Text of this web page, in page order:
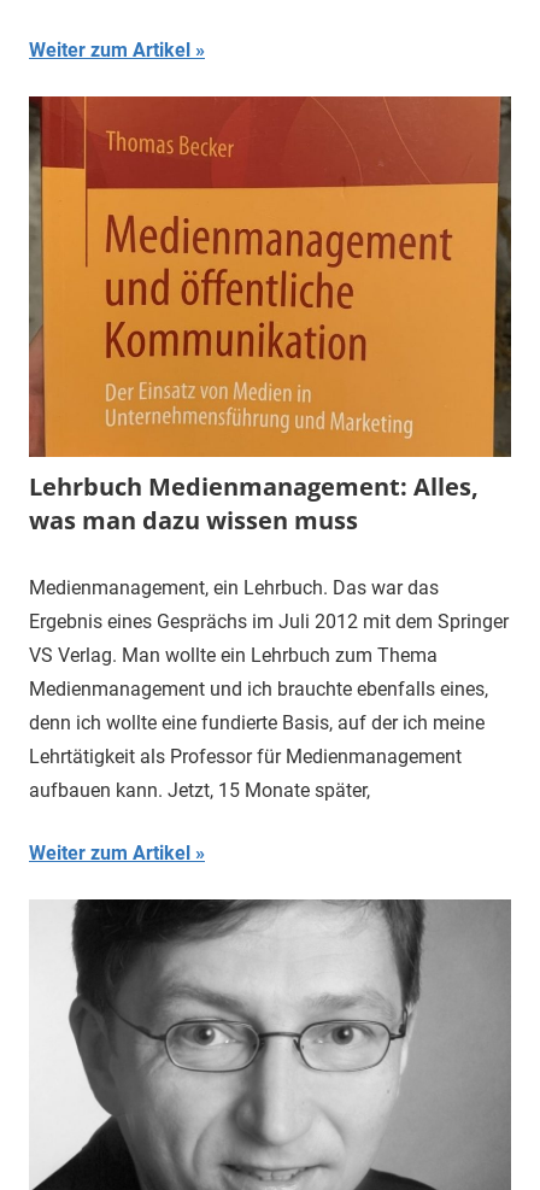
Weiter zum Artikel
Lehrbuch Medienmanagement: Alles,
was man dazu wissen muss
Medienmanagement, ein Lehrbuch. Das war das
Ergebnis eines Gesprächs im Juli 2012 mit dem Springer
VS Verlag. Man wollte ein Lehrbuch zum Thema
Medienmanagement und ich brauchte ebenfalls eines,
denn ich wollte eine fundierte Basis, auf der ich meine
Lehrtätigkeit als Professor für Medienmanagement
aufbauen kann. Jetzt, 15 Monate später,
Weiter zum Artikel